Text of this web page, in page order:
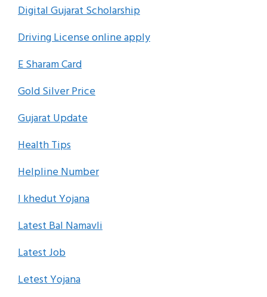
Digital Gujarat Scholarship
Driving License online apply
E Sharam Card
Gold Silver Price
Gujarat Update
Health Tips
Helpline Number
I khedut Yojana
Latest Bal Namavli
Latest Job
Letest Yojana